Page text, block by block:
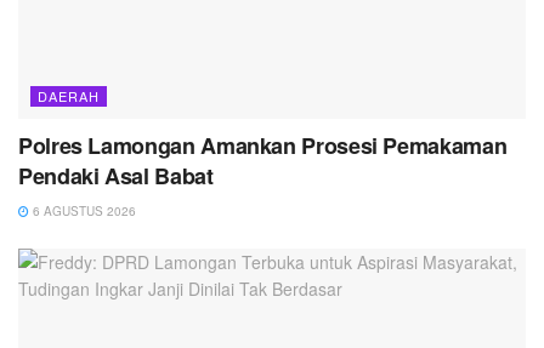
DAERAH
Polres Lamongan Amankan Prosesi Pemakaman
Pendaki Asal Babat
6 AGUSTUS 2026